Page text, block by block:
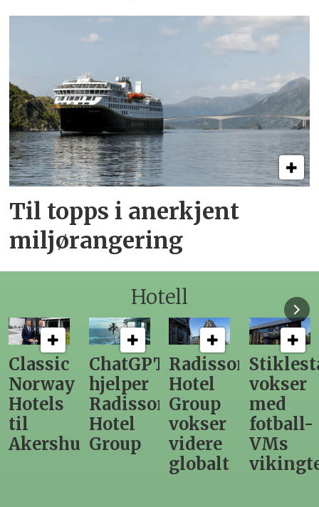
Til topps i anerkjent
miljørangering
Hotell
ChatGPT
hjelper
Radisson
Hotel
Group
Radisson
Hotel
Group
vokser
videre
Stiklestad
vokser
med
fotball-
VMs
vikingtematikk
Fra
direktør
til
nytt